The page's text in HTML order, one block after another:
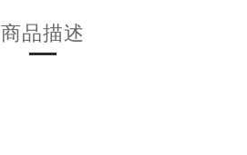
商品描述